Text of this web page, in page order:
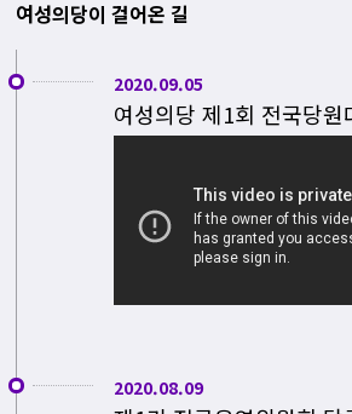
여성의당이 걸어온 길
2020.09.05
여성의당 제1회 전국당원
2020.08.09